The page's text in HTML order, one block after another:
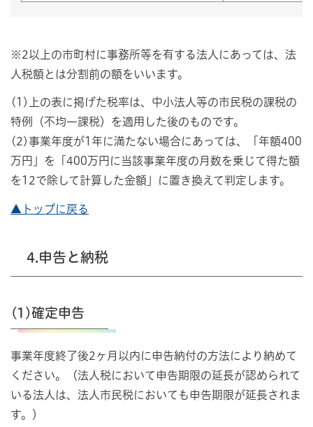
※2以上の市町村に事務所等を有する法人にあっては、法
人税額とは分割前の額をいいます。
(1)上の表に掲げた税率は、中小法人等の市民税の課税の
特例（不均一課税）を適用した後のものです。
(2)事業年度が1年に満たない場合にあっては、「年額400
万円」を「400万円に当該事業年度の月数を乗じて得た額
を12で除して計算した金額」に置き換えて判定します。
▲トップに戻る
4.申告と納税
(1)確定申告
事業年度終了後2ヶ月以内に申告納付の方法により納めて
ください。（法人税において申告期限の延長が認められて
いる法人は、法人市民税においても申告期限が延長されま
す。）